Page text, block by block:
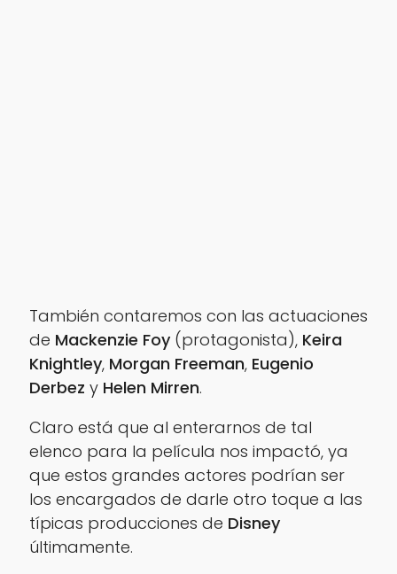
También contaremos con las actuaciones
de Mackenzie Foy(protagonista), Keira
Knightley, Morgan Freeman, Eugenio
Derbez y Helen Mirren.
Claro está que al enterarnos de tal
elenco para la película nos impactó, ya
que estos grandes actores podrían ser
los encargados de darle otro toque a las
típicas producciones de Disney
últimamente.